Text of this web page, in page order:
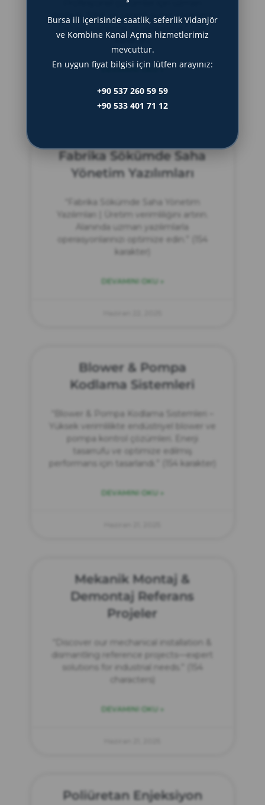
Profesyonel çözümler için uzman
desteği. Etkili ve verimli süreç yönetimi.
Detaylı planlama ve uygulama.” (154
karakter)
DEVAMINI OKU »
Haziran 22, 2025
Fabrika Sökümde Saha
Yönetim Yazılımları
“Fabrika Sökümde Saha Yönetim
Yazılımları | Üretim verimliliğini artırın.
Alanında uzman yazılımlarla
operasyonlarınızı optimize edin.” (154
karakter)
DEVAMINI OKU »
Blower & Pompa
Kodlama Sistemleri
“Blower & Pompa Kodlama Sistemleri –
Yüksek verimlilikte endüstriyel blower ve
pompa kontrol çözümleri. Enerji
tasarrufu ve optimize edilmiş
performans için tasarlandı.” (154 karakter)
DEVAMINI OKU »
Mekanik Montaj &
Demontaj Referans
Projeler
“Discover our mechanical installation &
dismantling reference projects—expert
solutions for industrial needs.” (154
characters)
DEVAMINI OKU »
Poliüretan Enjeksiyon
Bursa ili içerisinde saatlik, seferlik Vidanjör
ve Kombine Kanal Açma hizmetlerimiz
mevcuttur.
En uygun fiyat bilgisi için lütfen arayınız:
+90 537 260 59 59
+90 533 401 71 12